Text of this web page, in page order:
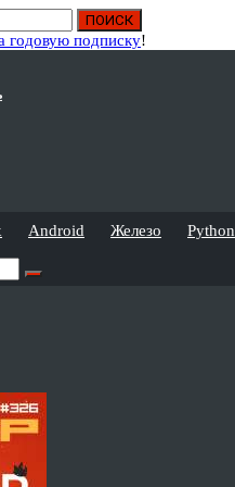
годовую подписку!
Android Железо Python